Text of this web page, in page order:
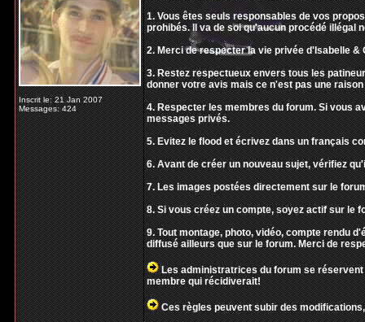
Inscrit le: 21 Jan 2007
Messages: 424
1. Vous êtes seuls responsables de vos
prohibés. Il va de soi qu'aucun procédé illégal
2. Merci de respecter la vie privée d'Isabelle &
3. Restez respectueux envers tous les
donner votre avis mais ce n'est pas une
4. Respecter les membres du forum. Si vous
messages privés.
5. Evitez le flood et écrivez dans un français
6. Avant de créer un nouveau sujet, vérifiez
7. Les images postées directement sur le
8. Si vous créez un compte, soyez actif sur le
9. Tout montage, photo, vidéo, compte rendu
diffusé ailleurs que sur le forum. Merci de
Les administratrices du forum se
membre qui récidiverait!
Ces règles peuvent subir des